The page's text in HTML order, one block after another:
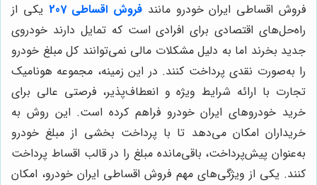
فروش اقساطی ایران خودرو مانند فروش اقساطی 207
یکی از
راه‌حل‌های اقتصادی برای افرادی است که تمایل دارند خودروی
جدید بخرند اما به دلیل مشکلات مالی نمی‌توانند کل مبلغ خودرو
را به‌صورت نقدی پرداخت کنند. در این زمینه، مجموعه هونامیک
تجارت با ارائه شرایط ویژه و انعطاف‌پذیر، فرصتی عالی برای
خرید خودروهای ایران خودرو فراهم کرده است. این روش به
خریداران امکان می‌دهد تا با پرداخت بخشی از مبلغ خودرو
به‌عنوان پیش‌پرداخت، باقی‌مانده مبلغ را در قالب اقساط پرداخت
کنند. یکی از ویژگی‌های مهم فروش اقساطی ایران خودرو، امکان